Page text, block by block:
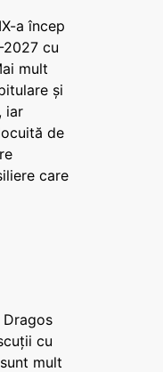
a încep
cu
mult
și
iar
de
care
cu
mult